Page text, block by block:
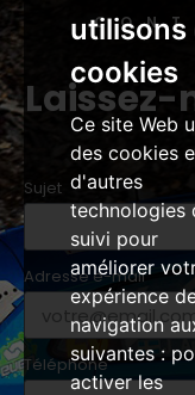
utilisons
cookies
Ce site Web
des cookies
d'autres
technologies
suivi pour
améliorer
expérience
navigation
suivantes :
activer les
Laissez-
Sujet
Adresse e-mail
Téléphone